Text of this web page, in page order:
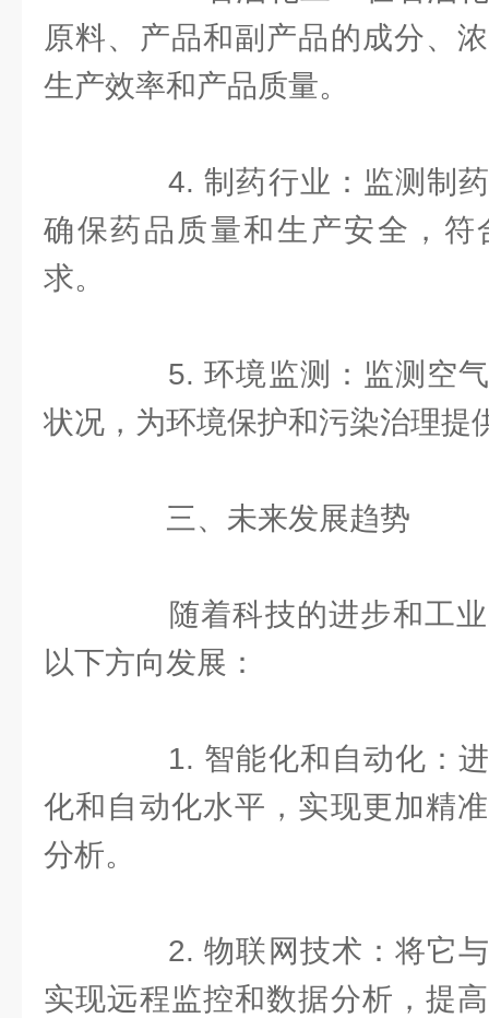
原料、产品和副产品的成分、
生产效率和产品质量。
4. 制药行业：监测制药
确保药品质量和生产安全，符
求。
5. 环境监测：监测空气
状况，为环境保护和污染治理提
三、未来发展趋势
随着科技的进步和工业
以下方向发展：
1. 智能化和自动化：进
化和自动化水平，实现更加精
分析。
2. 物联网技术：将它与
实现远程监控和数据分析，提